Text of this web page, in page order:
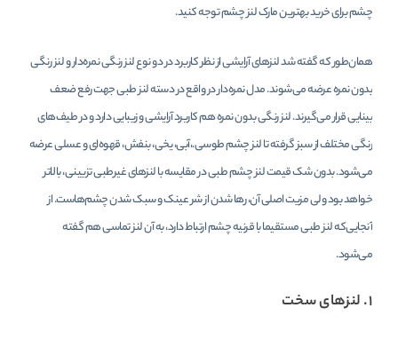
چشم برای خرید بهترین مارک لنز چشم توجه کنید.
همان‌طور که گفته شد لنزهای آرایشی از نظر کاربرد در دو نوع لنز رنگی نمره‌دار و لنز رنگی
بدون نمره عرضه می‌شوند. مدل‌ نمره‌دار در واقع در دسته لنز طبی جهت رفع ضعف
بینایی قرار می‌گیرند. لنز رنگی بدون نمره هم کاربرد آرایشی و زیبایی دارد و در طیف‌های
رنگی مختلف از سبز گرفته تا لنز چشم طوسی.،آبی، یخی، بنفش، قهوه‌ای و عسلی عرضه
می‌شود. بدون شک قیمت لنز چشم طبی در مقایسه با لنزهای غیرطبی تزیینی، بالاتر
خواهد بود ولی مزیت اصلی آن، رها شدن از شر عینک و سبک شدن چشم‌هاست. از
آنجایی‌که لنز طبی مستقیما با قرنیه چشم ارتباط دارد، به آن‌ لنز تماسی هم گفته
می‌شود.
۱. لنزهای سخت